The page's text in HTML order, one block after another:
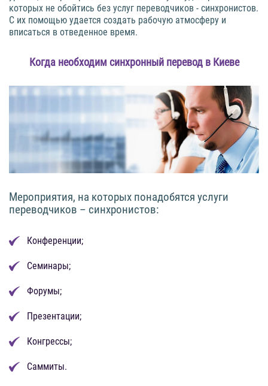
которых не обойтись без услуг переводчиков - синхронистов.
С их помощью удается создать рабочую атмосферу и
вписаться в отведенное время.
Когда необходим синхронный перевод в Киеве
Мероприятия, на которых понадобятся услуги
переводчиков – синхронистов:
Конференции;
Семинары;
Форумы;
Презентации;
Конгрессы;
Саммиты.